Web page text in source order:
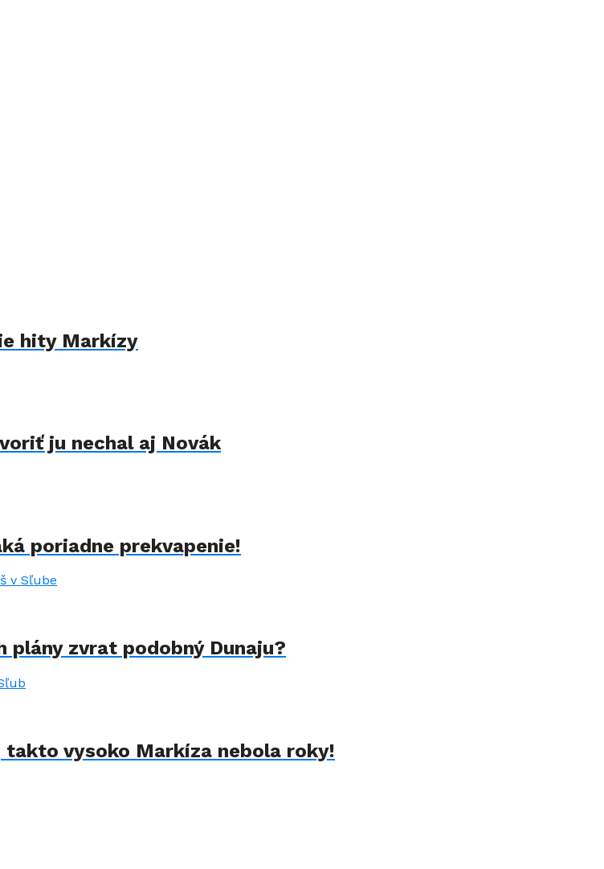
hity Markízy
ju nechal aj Novák
poriadne prekvapenie!
plány zvrat podobný Dunaju?
vysoko Markíza nebola roky!